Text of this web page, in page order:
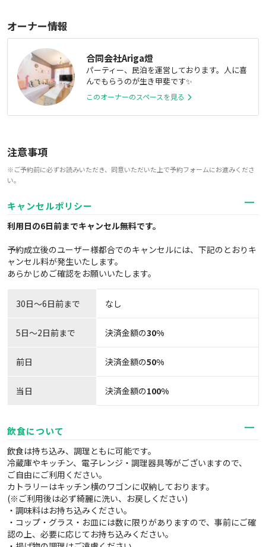
オーナー情報
合同会社Ariga燈
パーティー、民泊を運営しております。人に喜
んでもらうのが生き甲斐です✨
このオーナーのスペースを見る
注意事項
※ご予約前に必ずお読みいただき、同意いただいた上で予約フォームにお進みくださ
い。
キャンセルポリシー
利用日の6日前までキャンセル無料です。
予約成立後のユーザー様都合でのキャンセルには、下記のとおりキ
ャンセル料が発生いたします。
あらかじめご確認をお願いいたします。
30日〜6日前まで なし
5日～2日前まで 決済金額の30%
前日 決済金額の50%
当日 決済金額の100%
飲食について
飲食は持ち込み、調理ともに可能です。
冷蔵庫やキッチン、電子レンジ・調理器具等がございますので、
ご自由にご利用ください。
カトラリーはキッチン横のワゴンに収納しております。
(※ご利用後は必ず綺麗に洗い、お戻しください)
・調味料はお持ち込みください。
・コップ・グラス・お皿には数に限りがありますので、事前にご確
認の上、必要に応じてお持ち込みください。